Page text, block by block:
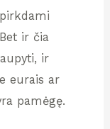
ir čia
ir
eurais ar
pamėgę.